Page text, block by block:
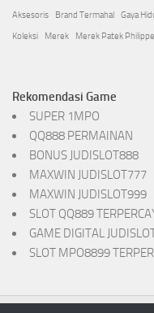
Aksesoris Brand Termahal Gaya
Koleksi
Merek Merek Patek Philippe
Rekomendasi Game
SUPER 1MPO
QQ888 PERMAINAN
BONUS JUDISLOT888
MAXWIN JUDISLOT777
MAXWIN JUDISLOT999
SLOT QQ889
GAME DIGITAL
SLOT MPO8899